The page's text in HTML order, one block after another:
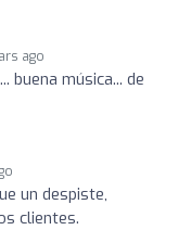
ago
buena música... de
un despiste,
clientes.